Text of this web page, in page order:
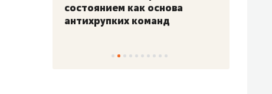
«Гонка Героев»